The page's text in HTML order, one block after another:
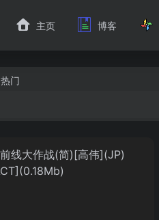
主页 博客
热门